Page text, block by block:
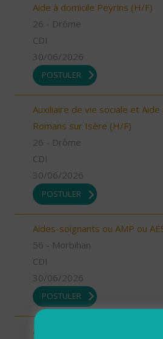
Aide à domicile Peyrins (H/F)
26 - Drôme
CDI
30/06/2026
POSTULER
Auxiliaire de vie sociale et Aide
Romans sur Isère (H/F)
26 - Drôme
CDI
30/06/2026
POSTULER
Aides-soignants ou AMP ou
56 - Morbihan
CDI
30/06/2026
POSTULER
Aides à domicile (H/F)